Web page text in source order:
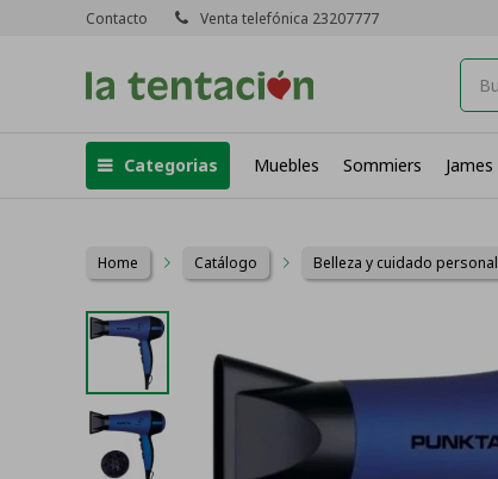
Categorias Muebles Sommiers James
Contacto Venta telefónica 23207777
Home Catálogo Belleza y cuidado personal